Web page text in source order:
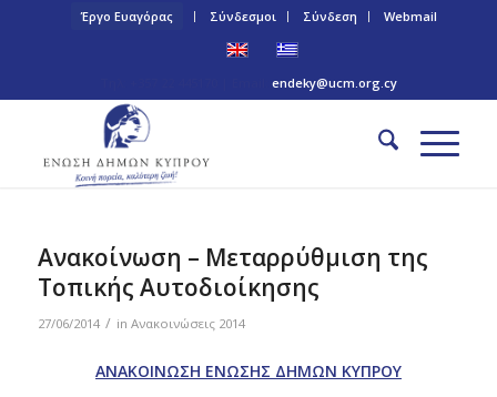
Έργο Ευαγόρας Σύνδεσμοι Σύνδεση Webmail
endeky@ucm.org.cy
Ανακοίνωση – Μεταρρύθμιση της
Τοπικής Αυτοδιοίκησης
27/06/2014 / in Ανακοινώσεις 2014
ΑΝΑΚΟΙΝΩΣΗ ΕΝΩΣΗΣ ΔΗΜΩΝ ΚΥΠΡΟΥ